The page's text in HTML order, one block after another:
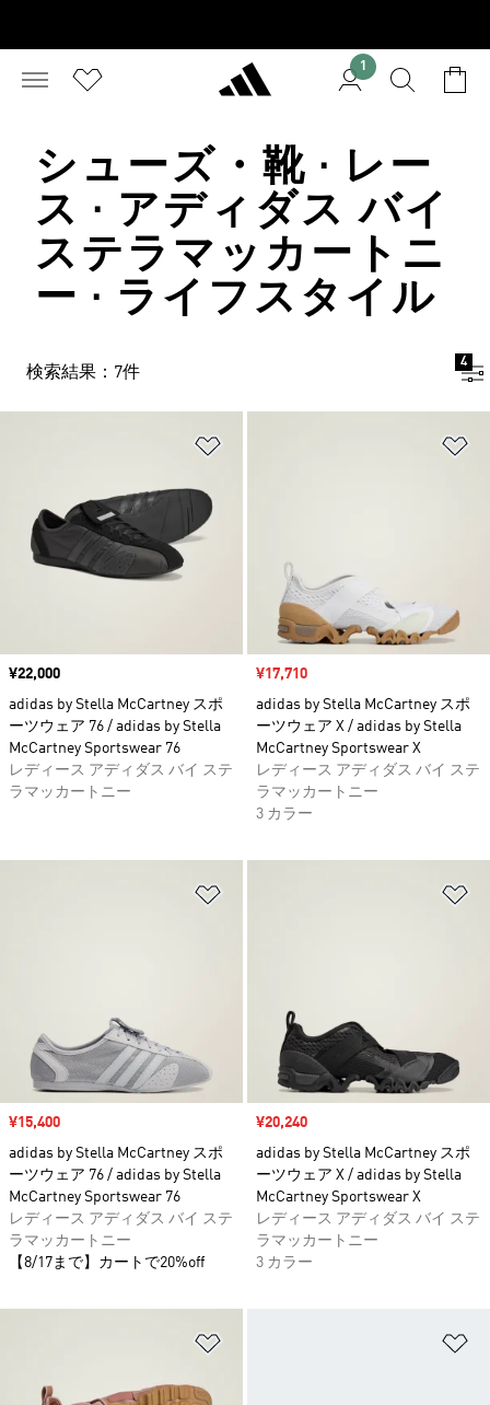
1
シューズ・靴 · レー
ス · アディダス バイ
ステラマッカートニ
ー · ライフスタイル
検索結果：7件
4
価格
¥22,000
adidas by Stella McCartney スポ
ーツウェア 76 / adidas by Stella
McCartney Sportswear 76
レディース アディダス バイ ステ
ラマッカートニー
セール価格
¥17,710
adidas by Stella McCartney スポ
ーツウェア X / adidas by Stella
McCartney Sportswear X
レディース アディダス バイ ステ
ラマッカートニー
3 カラー
セール価格
¥15,400
adidas by Stella McCartney スポ
ーツウェア 76 / adidas by Stella
McCartney Sportswear 76
レディース アディダス バイ ステ
ラマッカートニー
【8/17まで】カートで20%off
セール価格
¥20,240
adidas by Stella McCartney スポ
ーツウェア X / adidas by Stella
McCartney Sportswear X
レディース アディダス バイ ステ
ラマッカートニー
3 カラー